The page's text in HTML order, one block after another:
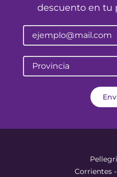
descuento en tu
Provincia
Corrientes